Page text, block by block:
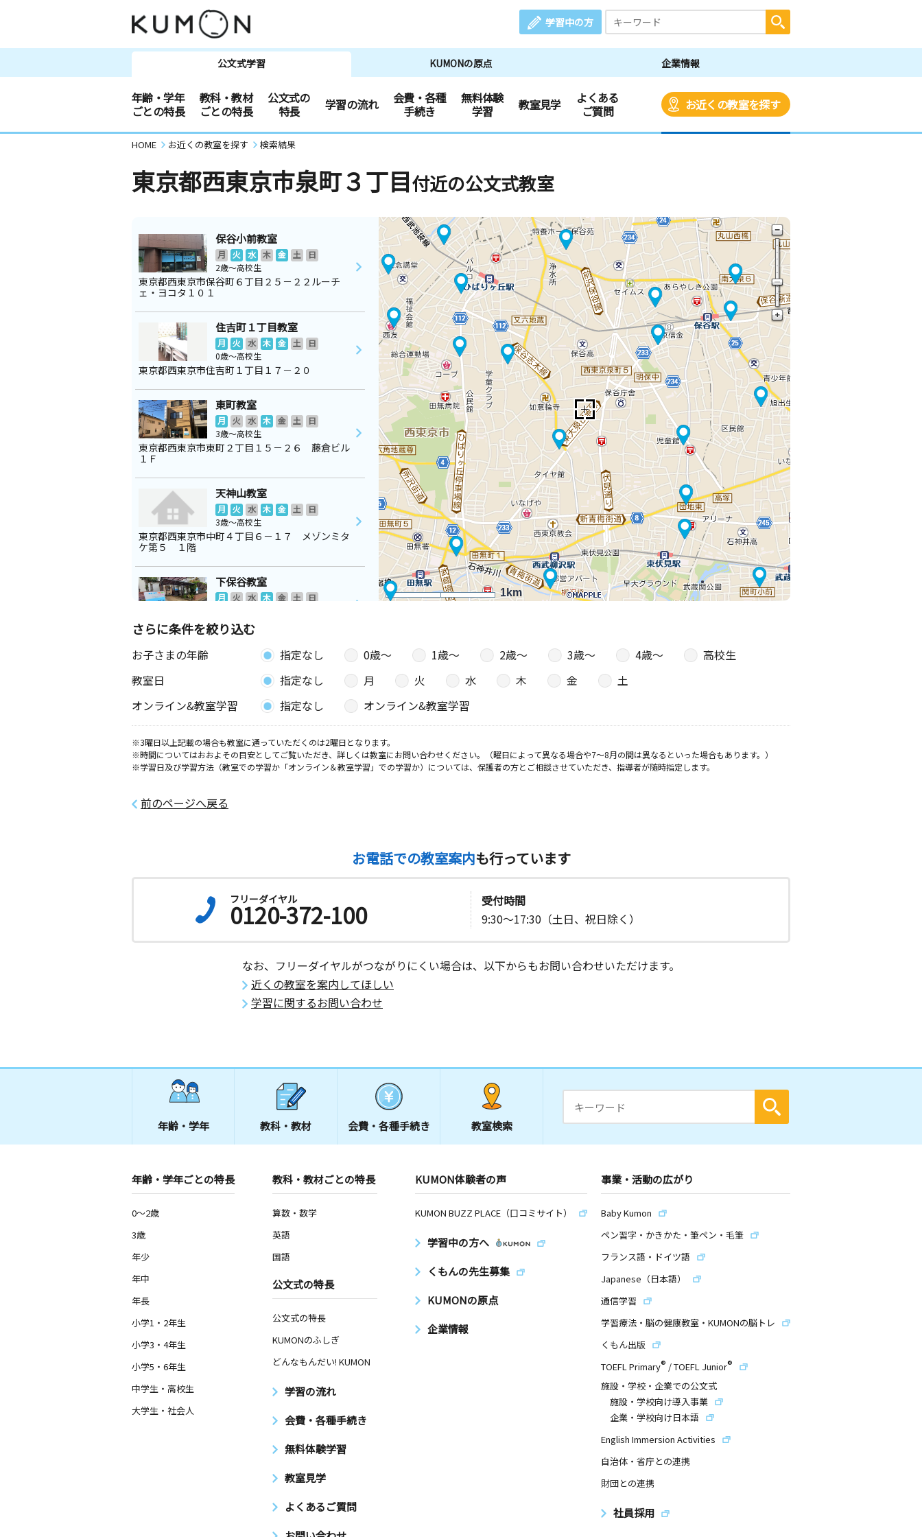
学習中の方
公文式学習 KUMONの原点 企業情報
年齢・学年
ごとの特長
教科・教材
ごとの特長
公文式の
特長
学習の流れ
会費・各種
手続き
無料体験
学習
教室見学
よくある
ご質問
お近くの教室を探す
HOME お近くの教室を探す 検索結果
東京都西東京市泉町３丁目付近の公文式教室
1km
保谷小前教室
月 火 水 木 金 土
日
2歳～高校生
東京都西東京市保谷町６丁目２５－２２ルーチ
ェ・ヨコタ１０１
住吉町１丁目教室
月 火 水 木 金 土
日
0歳～高校生
東京都西東京市住吉町１丁目１７－２０
東町教室
月 火 水 木 金 土
日
3歳～高校生
東京都西東京市東町２丁目１５－２６ 藤倉ビル
１Ｆ
天神山教室
月 火 水 木 金 土
日
3歳～高校生
東京都西東京市中町４丁目６－１７ メゾンミタ
ケ第５ １階
下保谷教室
月 火 水 木 金 土
日
東京都西東京市下保谷５丁目１１－１
富士町３丁目教室
木 金 土
日
東京都西東京市富士町３丁目４－３ ヴィラ信和
２０２
ひばりが丘西教室
月 火 水 木 金 土
日
無１０５
東京都西東京市栄町３丁目４－５ 吉川様方
東伏見駅前教室
2歳～高校生
柳沢教室
水 木 金 土 日
ひばりが丘１丁目教室
金 土
東京都西東京市ひばりが丘１丁目４－１７ みど
りハイツ２階
月 火 金 土
日
3歳～高校生
東京都練馬区南大泉４丁目５２－１４ １階
金
東京都西東京市田無町２丁目１２－１５
金 土 日
東京都練馬区南大泉３丁目３‐３５
西大泉南教室
金 土
日
東京都練馬区南大泉５丁目２５－１８
浅間町南教室
さらに条件を絞り込む
お子さまの年齢 指定なし 0歳〜 1歳〜 2歳〜 3歳〜 4歳〜
高校生
教室日
指定なし 月 火 水 木 金
土
オンライン&教室学習
指定なし オンライン&教室学習
※3曜日以上記載の場合も教室に通っていただくのは2曜日となります。
※時間についてはおおよその目安としてご覧いただき、詳しくは教室にお問い合わせください。（曜日によって異なる場合や7～8月の間は異なるといった場合もあります。）
※学習日及び学習方法（教室での学習か「オンライン＆教室学習」での学習か）については、保護者の方とご相談させていただき、指導者が随時指定します。
前のページへ戻る
お電話での教室案内も行っています
フリーダイヤル
0120-372-100
受付時間
9:30～17:30（土日、祝日除く）
なお、フリーダイヤルがつながりにくい場合は、以下からもお問い合わせいただけます。
近くの教室を案内してほしい
学習に関するお問い合わせ
年齢・学年 教科・教材 会費・ 各種手続き 教室検索
年齢・学年ごとの特長
0～2歳
3歳
年少
年中
年長
小学1・2年生
小学3・4年生
小学5・6年生
中学生・高校生
大学生・社会人
教科・教材ごとの特長
算数・数学
英語
国語
公文式の特長
公文式の特長
KUMONのふしぎ
どんなもんだい! KUMON
学習の流れ
会費・各種手続き
無料体験学習
教室見学
よくあるご質問
KUMON体験者の声
KUMON BUZZ PLACE（口コミサイト）
学習中の方へ
くもんの先生募集
KUMONの原点
企業情報
事業・活動の広がり
Baby Kumon
ペン習字・かきかた・筆ペン・毛筆
フランス語・ドイツ語
Japanese（日本語）
通信学習
学習療法・脳の健康教室・KUMONの脳トレ
くもん出版
TOEFL Primary® /TOEFL Junior®
施設・学校・企業での公文式
施設・学校向け導入事業
企業・学校向け日本語
English Immersion Activities
自治体・省庁との連携
財団との連携
社員採用